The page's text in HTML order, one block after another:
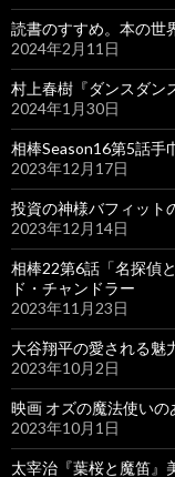
読書のすすめ。本の世
2024年2月11日
村上春樹『ダンスダン
2024年1月30日
相棒Season16第5話手
2023年12月17日
投資の神様バフィット
2023年12月14日
相棒22第6話「名探偵
ド・チャンドラー
2023年11月23日
大谷翔平の愛される魅
2023年10月2日
映画 オズの魔法使いの
2023年10月1日
太宰治『葉桜と魔笛』